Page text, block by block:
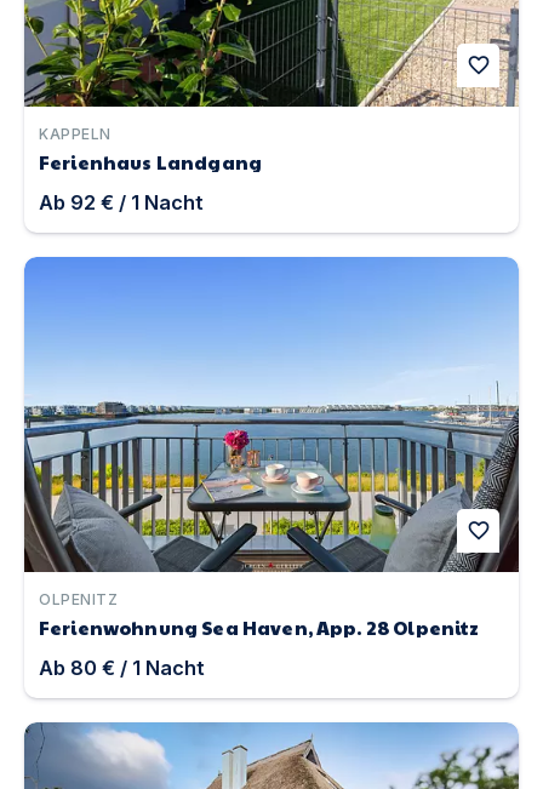
favorite
KAPPELN
Ferienhaus Landgang
Ab 92 € / 1 Nacht
Ferienwohnung Sea Haven, App. 28 Olpenitz |
favorite
OLPENITZ
Ferienwohnung Sea Haven, App. 28 Olpenitz
Ab 80 € / 1 Nacht
Haus 120, Birkenweg 1 a | Unterkunft in Karlshagen